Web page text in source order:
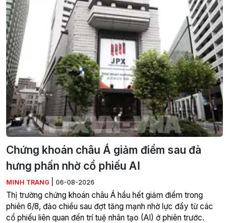
Chứng khoán châu Á giảm điểm sau đà
hưng phấn nhờ cổ phiếu AI
MINH TRANG 06-08-2026
Thị trường chứng khoán châu Á hầu hết giảm điểm trong
phiên 6/8, đảo chiều sau đợt tăng mạnh nhờ lực đẩy từ các
cổ phiếu liên quan đến trí tuệ nhân tạo (AI) ở phiên trước.